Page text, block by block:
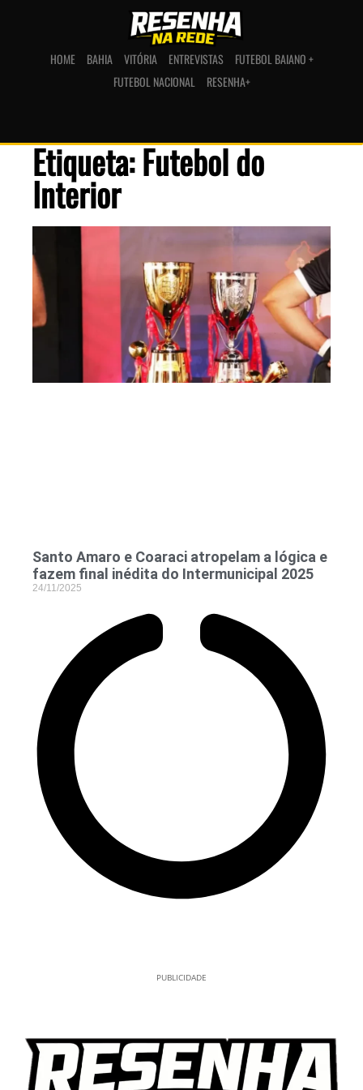
HOME BAHIA VITÓRIA ENTREVISTAS
FUTEBOL BAIANO +
FUTEBOL NACIONAL
RESENHA+
Etiqueta: Futebol do
Interior
Santo Amaro e Coaraci atropelam a lógica e
fazem final inédita do Intermunicipal 2025
24/11/2025
PUBLICIDADE